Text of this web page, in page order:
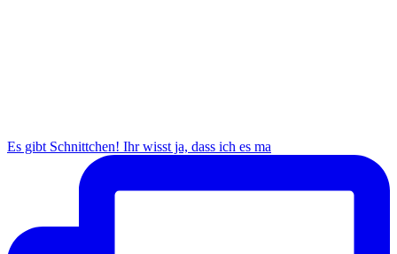
Es gibt Schnittchen! Ihr wisst ja, dass ich es ma